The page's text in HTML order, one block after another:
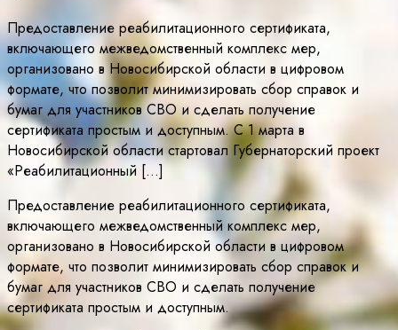
Предоставление реабилитационного сертификата,
включающего межведомственный комплекс мер,
организовано в Новосибирской области в цифровом
формате, что позволит минимизировать сбор справок и
бумаг для участников СВО и сделать получение
сертификата простым и доступным. С 1 марта в
Новосибирской области стартовал Губернаторский проект
«Реабилитационный […]
Предоставление реабилитационного сертификата,
включающего межведомственный комплекс мер,
организовано в Новосибирской области в цифровом
формате, что позволит минимизировать сбор справок и
бумаг для участников СВО и сделать получение
сертификата простым и доступным.